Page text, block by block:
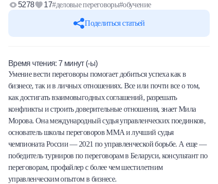
Онлайн-обменник
Премиальный сервис Prime Line
Мобильный банк MOBY
Потребительский кредит
Карта КАКТУС
Поделиться статьей
5278 17#деловые переговоры#обучение
Время чтения:7 минут (-ы)
Умение вести переговоры помогает добиться успеха как в
бизнесе, так и в личных отношениях. Все или почти все о том,
как достигать взаимовыгодных соглашений, разрешать
конфликты и строить доверительные отношения, знает Мила
Морова. Она международный судья управленческих поединков,
основатель школы переговоров MMA и лучший судья
чемпионата России — 2021 по управленческой борьбе. А еще —
победитель турниров по переговорам в Беларуси, консультант по
переговорам, профайлер с более чем шестилетним
управленческим опытом в бизнесе.